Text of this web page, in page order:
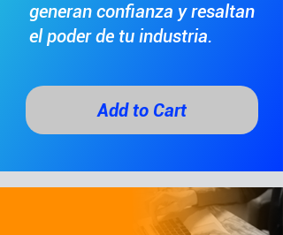
generan confianza y resaltan
el poder de tu industria.
Add to Cart